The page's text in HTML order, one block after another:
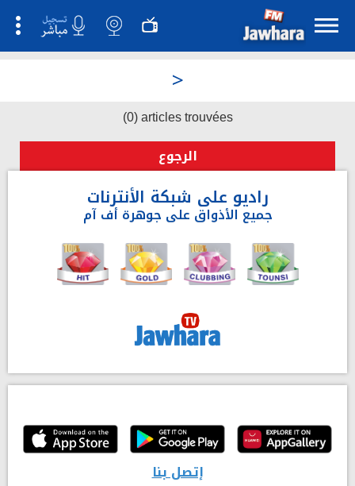
>
(0) articles trouvées
الرجوع
راديو على شبكة الأنترنات
جميع الأذواق على جوهرة أف آم
إتصل بنا